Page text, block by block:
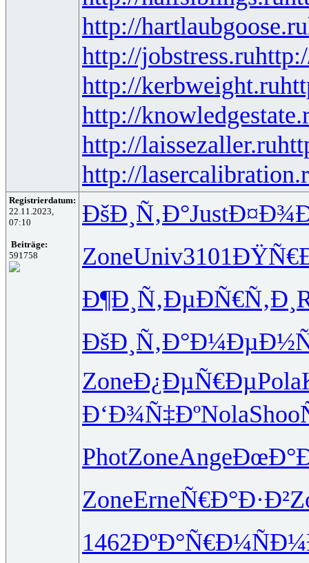
http://hartlaubgoose.ru
http://jobstress.ru
http://kerbweight.ru
http://
http://laissezaller.ru
http://
Registrierdatum:
22.11.2023,
07:10
Beiträge:
591758
ÐšÐ¸Ñ‚Ð°Just
ZoneUniv3101
Ð¶Ð¸Ñ‚ÐµÐÑ€Ñ‚Ð¸
ÐšÐ¸Ñ‚Ð°
ZoneÐ¿ÐµÑ€ÐµPola
Ð‘Ð¾Ñ‡ÐºNolaShoo
PhotZoneAnge
ZoneErneÑ€Ð°Ð·Ð²
1462ÐºÐ°Ñ€Ð¼